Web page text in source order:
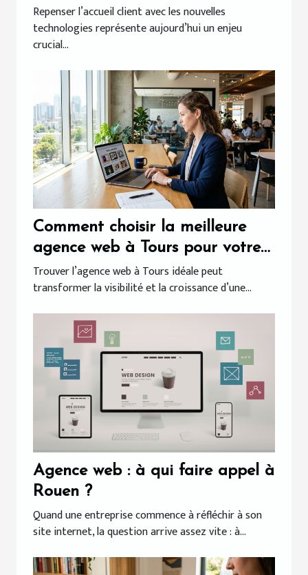
conversationnelle
Repenser l’accueil client avec les nouvelles
technologies représente aujourd’hui un enjeu
crucial...
Comment choisir la meilleure
agence web à Tours pour votre
entreprise ?
Trouver l’agence web à Tours idéale peut
transformer la visibilité et la croissance d’une...
Agence web : à qui faire appel à
Rouen ?
Quand une entreprise commence à réfléchir à son
site internet, la question arrive assez vite : à...